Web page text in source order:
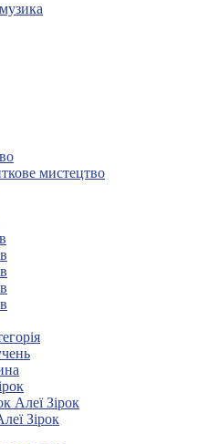
мистецтво
Алеї Зірок
Зірок